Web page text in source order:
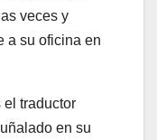
veces y
a su oficina en
el traductor
en su